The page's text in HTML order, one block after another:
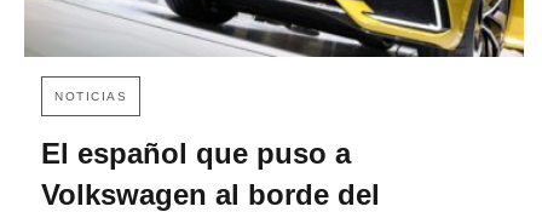
NOTICIAS
El español que puso a
Volkswagen al borde del